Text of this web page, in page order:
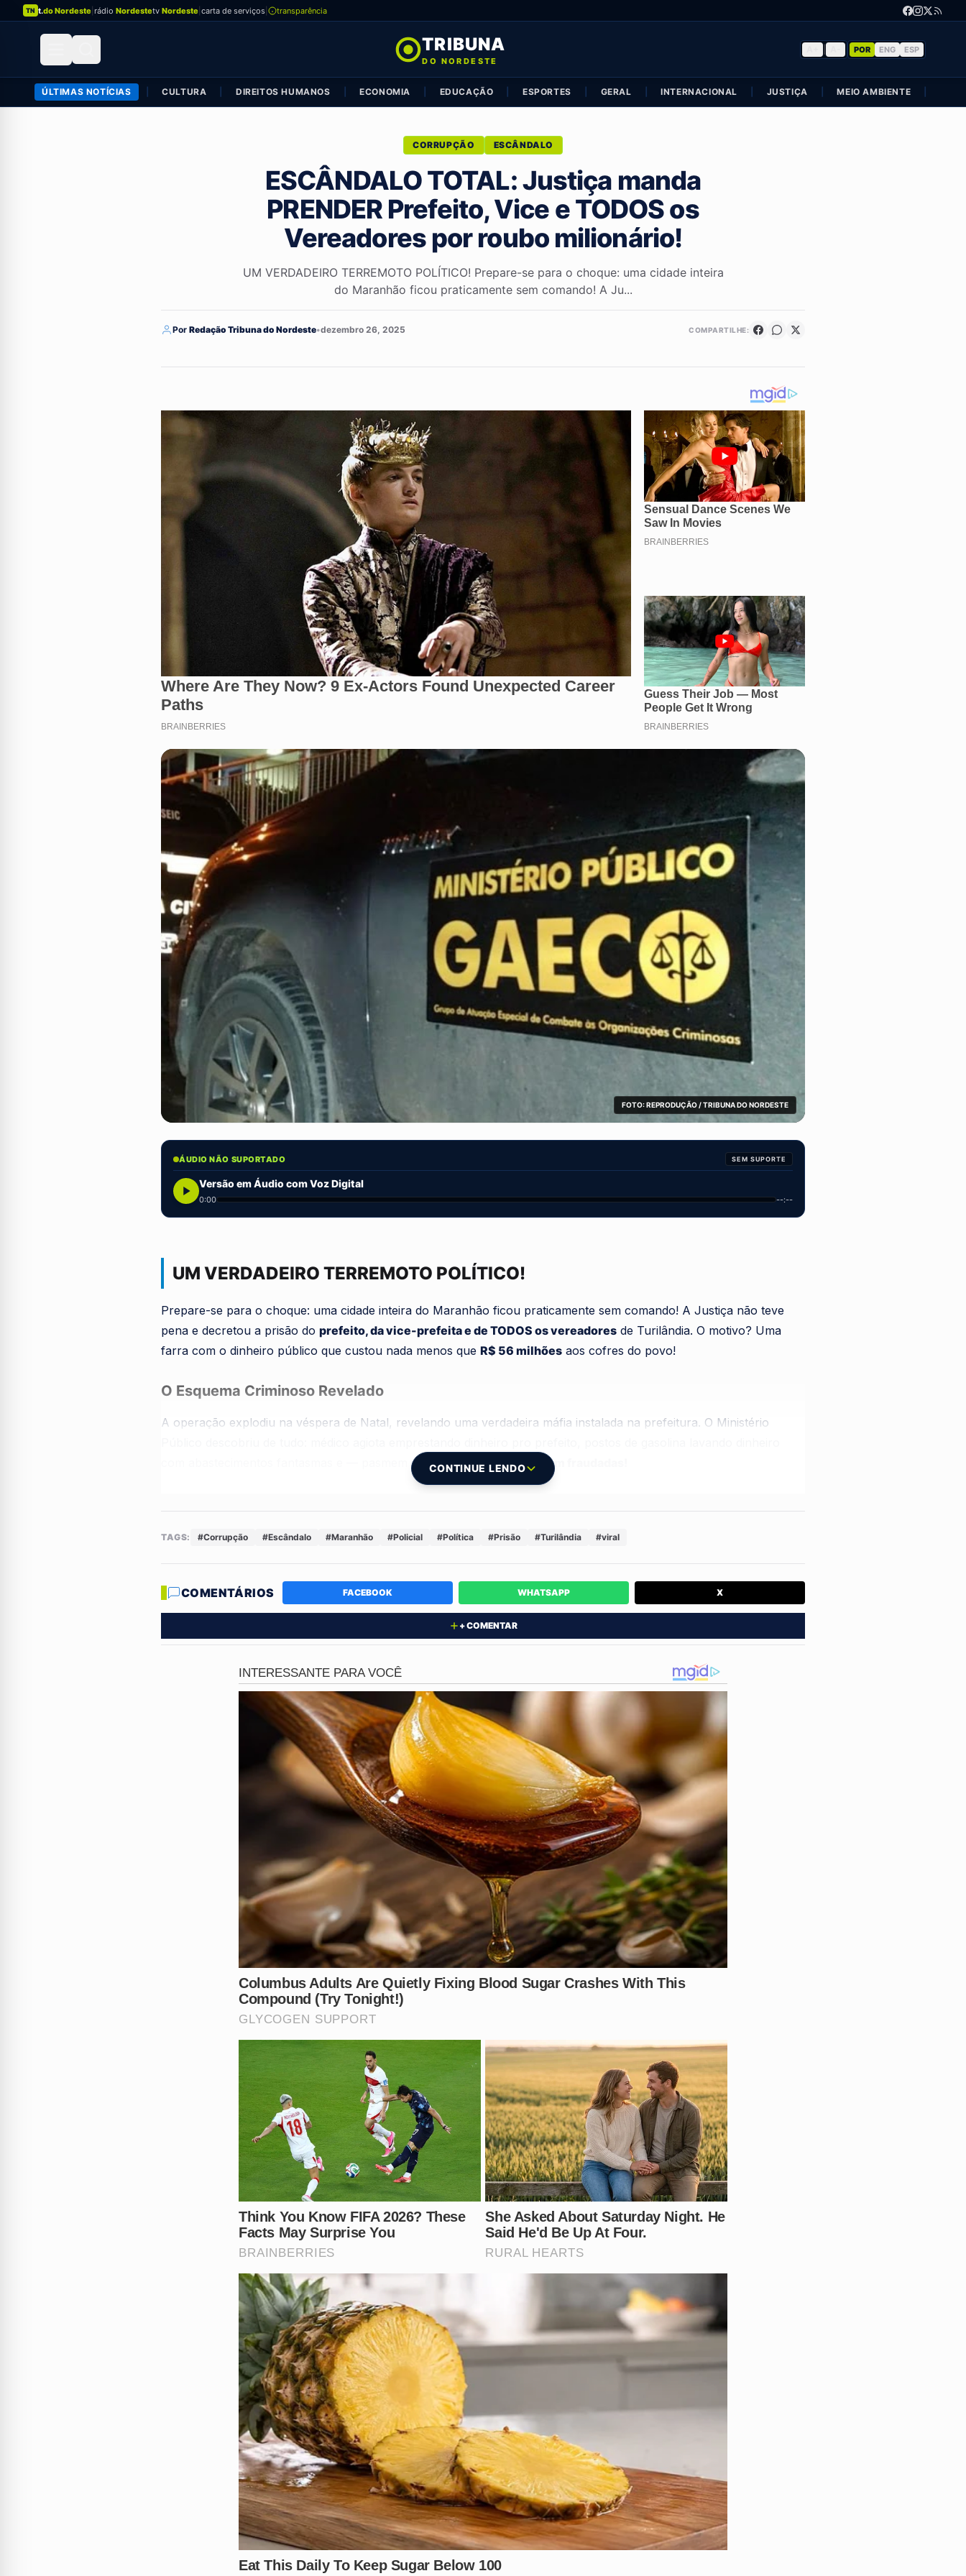
TN t.do Nordeste rádio Nordestetv Nordeste carta de serviços transparência
TRIBUNA
DO NORDESTE
POR ENG ESP
ÚLTIMAS NOTÍCIAS CULTURA DIREITOS HUMANOS ECONOMIA EDUCAÇÃO ESPORTES GERAL INTERNACIONAL JUSTIÇA MEIO AMBIENTE
CORRUPÇÃO ESCÂNDALO
ESCÂNDALO TOTAL: Justiça manda
PRENDER Prefeito, Vice e TODOS os
Vereadores por roubo milionário!
UM VERDADEIRO TERREMOTO POLÍTICO! Prepare-se para o choque: uma cidade inteira
do Maranhão ficou praticamente sem comando! A Ju...
Por Redação Tribuna do Nordeste•dezembro 26, 2025 COMPARTILHE:
FOTO: REPRODUÇÃO / TRIBUNA DO NORDESTE
ÁUDIO NÃO SUPORTADO SEM SUPORTE
Versão em Áudio com Voz Digital
0:00 --:--
UM VERDADEIRO TERREMOTO POLÍTICO!
Prepare-se para o choque: uma cidade inteira do Maranhão ficou praticamente sem comando! A Justiça não teve
pena e decretou a prisão do prefeito, da vice-prefeita e de TODOS os vereadores de Turilândia. O motivo? Uma
farra com o dinheiro público que custou nada menos que R$ 56 milhões aos cofres do povo!
O Esquema Criminoso Revelado
A operação explodiu na véspera de Natal, revelando uma verdadeira máfia instalada na prefeitura. O Ministério
com abastecimentos fantasmas e — pasmem —
95% das licitações eram fraudadas!
Prefeito se Entrega e o Caos Continua
O prefeito Paulo Curió (União Brasil) e a primeira-dama, que estavam foragidos, se entregaram no dia 24. Mas a
bizarrice não para por aí: quem assume a prefeitura agora é o presidente da Câmara, José Luís Araújo. O detalhe
Com vereadores usando tornozeleira eletrônica e outros ainda foragidos, Turilândia vive um cenário de guerra
política e vergonha nacional. O Ministério Público já avalia uma intervenção urgente no município.
CONTINUE LENDO
TAGS: #Corrupção #Escândalo #Maranhão #Policial #Política #Prisão #Turilândia #viral
COMENTÁRIOS FACEBOOK WHATSAPP X
+ COMENTAR